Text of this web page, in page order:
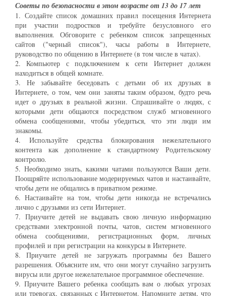
Советы по безопасности в этом возрасте от 13 до 17 лет
1. Создайте список домашних правил посещения Интернета
при участии подростков и требуйте безусловного его
выполнения. Обговорите с ребенком список запрещенных
сайтов ("черный список"), часы работы в Интернете,
руководство по общению в Интернете (в том числе в чатах).
2. Компьютер с подключением к сети Интернет должен
находиться в общей комнате.
3. Не забывайте беседовать с детьми об их друзьях в
Интернете, о том, чем они заняты таким образом, будто речь
идет о друзьях в реальной жизни. Спрашивайте о людях, с
которыми дети общаются посредством служб мгновенного
обмена сообщениями, чтобы убедиться, что эти люди им
знакомы.
4. Используйте средства блокирования нежелательного
контента как дополнение к стандартному Родительскому
контролю.
5. Необходимо знать, какими чатами пользуются Ваши дети.
Поощряйте использование модерируемых чатов и настаивайте,
чтобы дети не общались в приватном режиме.
6. Настаивайте на том, чтобы дети никогда не встречались
лично с друзьями из сети Интернет.
7. Приучите детей не выдавать свою личную информацию
средствами электронной почты, чатов, систем мгновенного
обмена сообщениями, регистрационных форм, личных
профилей и при регистрации на конкурсы в Интернете.
8. Приучите детей не загружать программы без Вашего
разрешения. Объясните им, что они могут случайно загрузить
вирусы или другое нежелательное программное обеспечение.
9. Приучите Вашего ребенка сообщать вам о любых угрозах
или тревогах, связанных с Интернетом. Напомните детям, что